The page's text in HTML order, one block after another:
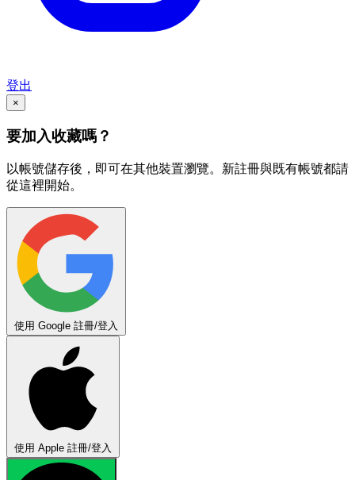
登出
×
要加入收藏嗎？
以帳號儲存後，即可在其他裝置瀏覽。新註冊與既有帳號都請
從這裡開始。
使用 Google 註冊/登入
使用 Apple 註冊/登入